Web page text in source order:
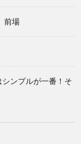
前場
ンプルが一番！そ